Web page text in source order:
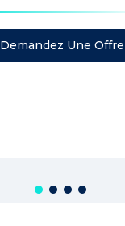
Demandez Une Offre